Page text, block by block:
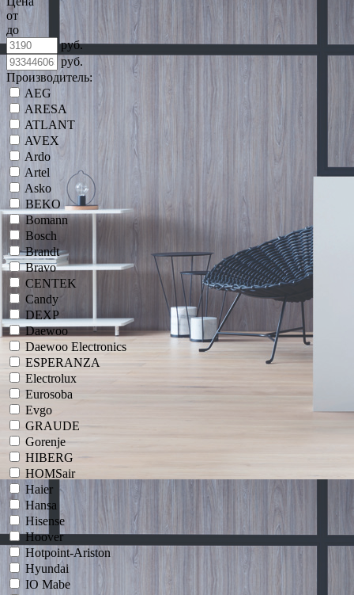
от
до
руб.
руб.
Производитель:
AEG
ARESA
ATLANT
AVEX
Ardo
Artel
Asko
BEKO
Bomann
Bosch
Brandt
Bravo
CENTEK
Candy
DEXP
Daewoo
Daewoo Electronics
ESPERANZA
Electrolux
Eurosoba
Evgo
GRAUDE
Gorenje
HIBERG
HOMSair
Haier
Hansa
Hisense
Hoover
Hotpoint-Ariston
Hyundai
IO Mabe